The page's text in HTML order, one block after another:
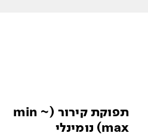
תפוקת קירור (min ~
max) נומינלי